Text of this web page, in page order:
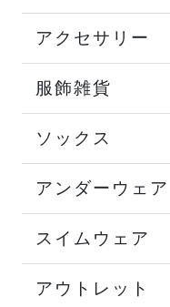
アクセサリー
服飾雑貨
ソックス
アンダーウェア
スイムウェア
アウトレット